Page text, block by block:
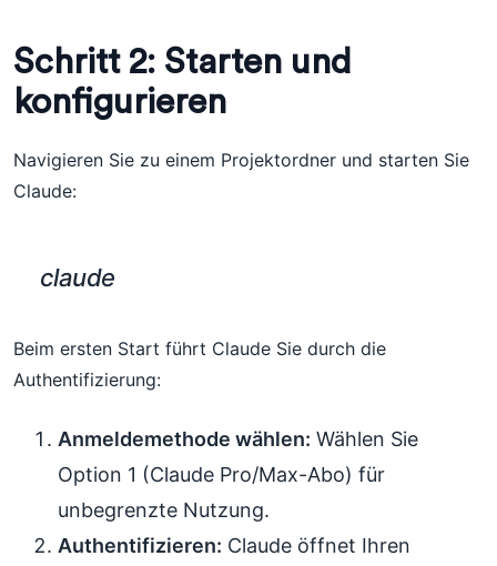
Schritt 2: Starten und
konfigurieren
Navigieren Sie zu einem Projektordner und starten Sie
Claude:
claude
Beim ersten Start führt Claude Sie durch die
Authentifizierung:
Anmeldemethode wählen: Wählen Sie
Option 1 (Claude Pro/Max-Abo) für
unbegrenzte Nutzung.
Authentifizieren: Claude öffnet Ihren